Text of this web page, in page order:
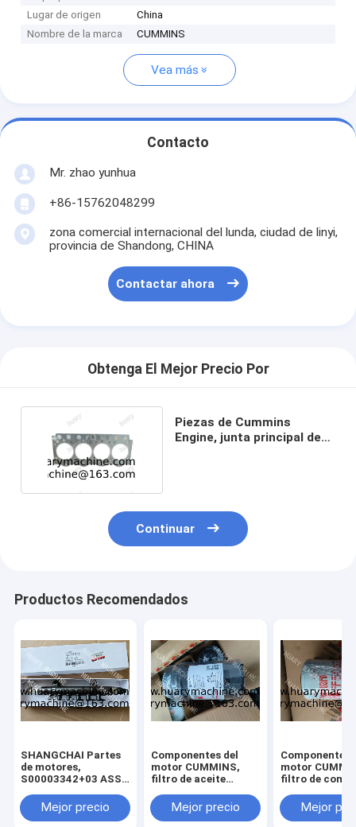
Lugar de origen
China
Nombre de la marca
CUMMINS
Vea más
Contacto
Mr. zhao yunhua
+86-15762048299
zona comercial internacional del lunda, ciudad de linyi,
provincia de Shandong, CHINA
Contactar ahora
Obtenga El Mejor Precio Por
Piezas de Cummins
Engine, junta principal de
Continuar
Productos Recomendados
SHANGCHAI Partes
de motores,
S00003342+03 ASSY
ferrocarril para
motores SC7H
Mejor precio
Componentes del
motor CUMMINS,
filtro de aceite
filtro de aceite
XCDM6135N
Mejor precio
Componentes
motor
filtro de
GR135
combustible
Mejor